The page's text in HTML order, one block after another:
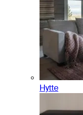
Hytte